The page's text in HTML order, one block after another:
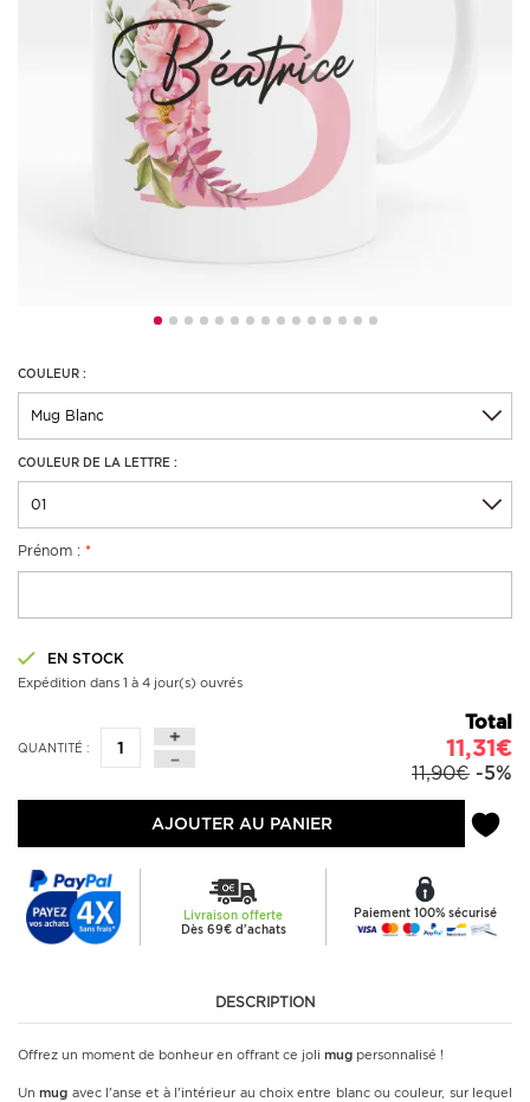
COULEUR :
COULEUR DE LA LETTRE :
Prénom : *
EN STOCK
Expédition dans 1 à 4 jour(s) ouvrés
QUANTITÉ :
Total
11,31€
11,90€ -5%
AJOUTER AU PANIER
Livraison offerte
Dès 69€ d'achats
Paiement 100% sécurisé
DESCRIPTION
Offrez un moment de bonheur en offrant ce joli mug personnalisé !
Unmug avec l'anse et à l'intérieur au choix entre blanc ou couleur, sur lequel